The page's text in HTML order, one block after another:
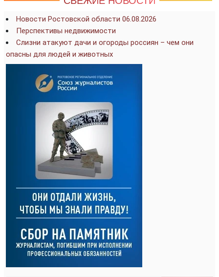
Новости Ростовской области 06.08.2026
Перспективы недвижимости
Слизни атакуют дачи и огороды россиян – чем они
опасны для людей и животных